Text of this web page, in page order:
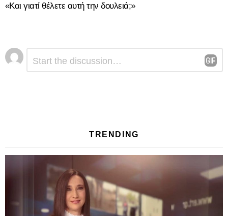
«Και γιατί θέλετε αυτή την δουλειά;»
Αφήστε
μια
απάντηση
TRENDING